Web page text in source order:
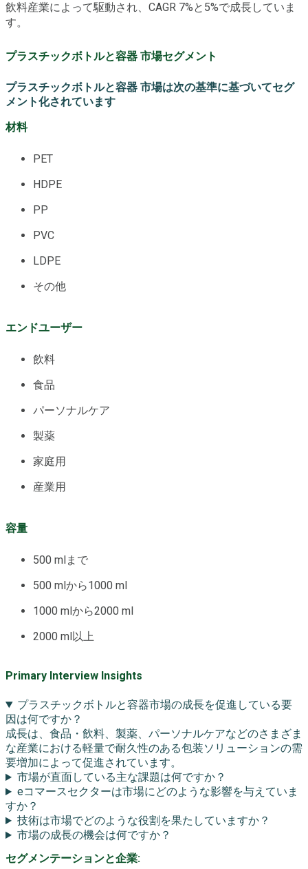
飲料産業によって駆動され、CAGR 7%と5%で成長していま
す。
プラスチックボトルと容器 市場セグメント
プラスチックボトルと容器 市場は次の基準に基づいてセグ
メント化されています
材料
PET
HDPE
PP
PVC
LDPE
その他
エンドユーザー
飲料
食品
パーソナルケア
製薬
家庭用
産業用
容量
500 mlまで
500 mlから1000 ml
1000 mlから2000 ml
2000 ml以上
Primary Interview Insights
プラスチックボトルと容器市場の成長を促進している要
因は何ですか？
成長は、食品・飲料、製薬、パーソナルケアなどのさまざま
な産業における軽量で耐久性のある包装ソリューションの需
要増加によって促進されています。
市場が直面している主な課題は何ですか？
eコマースセクターは市場にどのような影響を与えていま
すか？
技術は市場でどのような役割を果たしていますか？
市場の成長の機会は何ですか？
セグメンテーションと企業: